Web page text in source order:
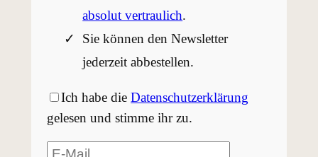
absolut vertraulich.
Sie können den Newsletter
jederzeit abbestellen.
Ich habe dieDatenschutzerklärung
gelesen und stimme ihr zu.